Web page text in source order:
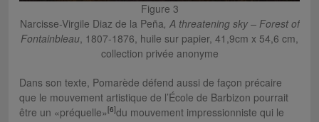
Figure 3
Narcisse-Virgile Diaz de la Peña, A threatening sky – Forest of
Fontainbleau, 1807-1876, huile sur papier, 41,9cm x 54,6 cm,
collection privée anonyme
Dans son texte, Pomarède défend aussi de façon précaire
que le mouvement artistique de l’École de Barbizon pourrait
être un «préquelle»[6]du mouvement impressionniste qui le